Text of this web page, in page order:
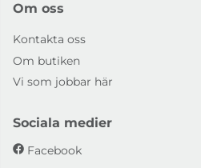
Om oss
Kontakta oss
Om butiken
Vi som jobbar här
Sociala medier
Facebook